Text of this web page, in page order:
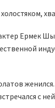
Ермек
женился.
с ней